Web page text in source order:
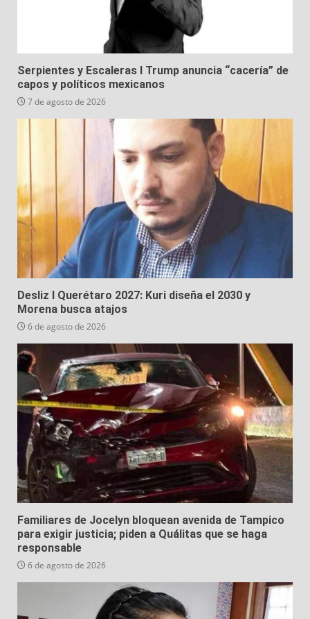
Serpientes y Escaleras I Trump anuncia “cacería” de
capos y políticos mexicanos
7 de agosto de 2026
Desliz I Querétaro 2027: Kuri diseña el 2030 y
Morena busca atajos
6 de agosto de 2026
Familiares de Jocelyn bloquean avenida de Tampico
para exigir justicia; piden a Quálitas que se haga
responsable
6 de agosto de 2026